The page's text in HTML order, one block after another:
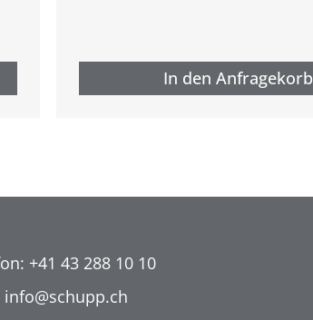
In den Anfragekorb
+41 43 288 10 10